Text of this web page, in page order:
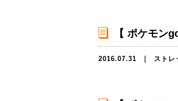
【 ポケモン
2016.07.31 ストレ